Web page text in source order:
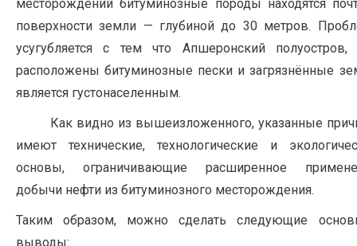
месторождений битуминозные породы находятся
поверхности земли — глубиной до 30 метров.
усугубляется с тем что Апшеронский полуостров,
расположены битуминозные пески и загрязнённые
является густонаселенным.
Как видно из вышеизложенного, указанные
имеют технические, технологические и
основы, ограничивающие расширенное
добычи нефти из битуминозного месторождения.
Таким образом, можно сделать следующие
выводы: